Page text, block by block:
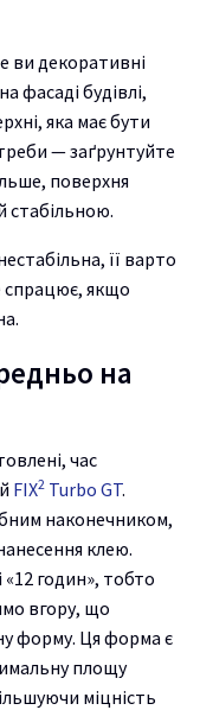
ви декоративні
фасаді будівлі,
яка має бути
— заґрунтуйте
поверхня
стабільною.
її варто
спрацює, якщо
на
час
FIX2 Turbo GT.
наконечником,
клею.
годин», тобто
вгору, що
форму. Ця форма є
площу
міцність